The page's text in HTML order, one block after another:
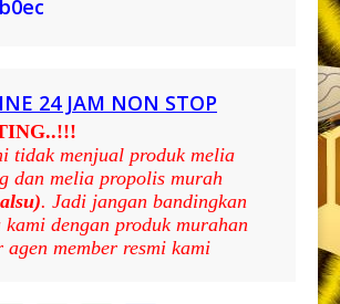
24 JAM NON STOP
tidak menjual produk melia
dan melia propolis murah
. Jadi jangan bandingkan
kami dengan produk murahan
member resmi kami